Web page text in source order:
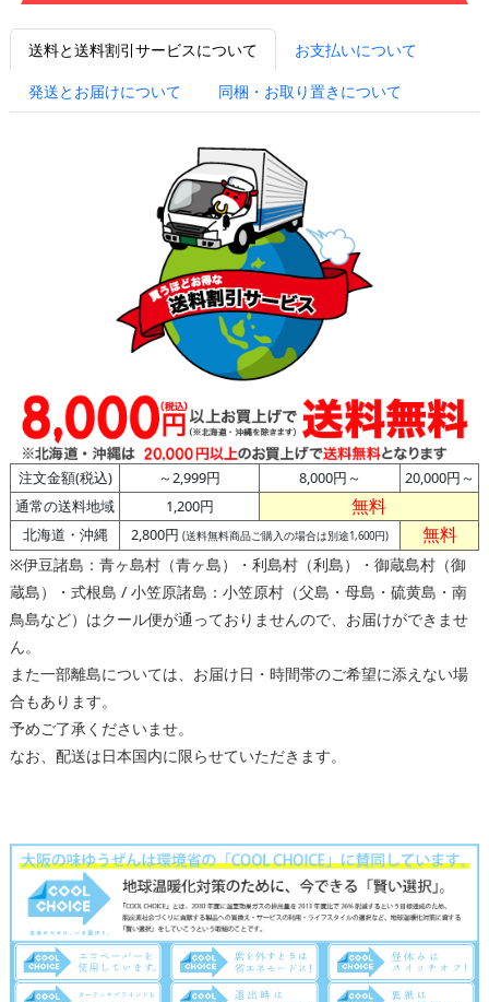
送料と送料割引サービスについて
お支払いについて
発送とお届けについて
同梱・お取り置きについて
注文金額(税込) ～2,999円 8,000円～
20,000円～
通常の送料地域
1,200円 無料
北海道・沖縄 2,800円 (送料無料商品ご購入の場合は別途1,600円) 無料
※伊豆諸島：青ヶ島村（青ヶ島）・利島村（利島）・御蔵島村（御
蔵島）・式根島 / 小笠原諸島：小笠原村（父島・母島・硫黄島・南
鳥島など）はクール便が通っておりませんので、お届けができませ
ん。
また一部離島については、お届け日・時間帯のご希望に添えない場
合もあります。
予めご了承くださいませ。
なお、配送は日本国内に限らせていただきます。